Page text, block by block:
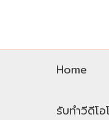
Home
รับทำวีดีโ